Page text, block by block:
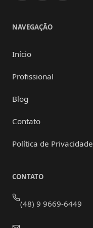
NAVEGAÇÃO
Início
Profissional
Blog
Contato
Política de Privacidade
CONTATO
(48) 9 9669-6449